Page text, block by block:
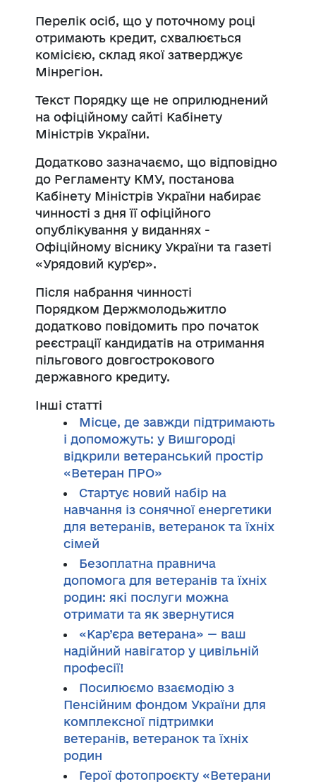
Перелік осіб, що у поточному році
отримають кредит, схвалюється
комісією, склад якої затверджує
Мінрегіон.
Текст Порядку ще не оприлюднений
на офіційному сайті Кабінету
Міністрів України.
Додатково зазначаємо, що відповідно
до Регламенту КМУ, постанова
Кабінету Міністрів України набирає
чинності з дня її офіційного
опублікування у виданнях -
Офіційному віснику України та газеті
«Урядовий кур'єр».
Після набрання чинності
Порядком Держмолодьжитло
додатково повідомить про початок
реєстрації кандидатів на отримання
пільгового довгострокового
державного кредиту.
Інші статті
Місце, де завжди підтримають
і допоможуть: у Вишгороді
відкрили ветеранський простір
«Ветеран ПРО»
Стартує новий набір на
навчання із сонячної енергетики
для ветеранів, ветеранок та їхніх
сімей
Безоплатна правнича
допомога для ветеранів та їхніх
родин: які послуги можна
отримати та як звернутися
«Кар’єра ветерана» — ваш
надійний навігатор у цивільній
професії!
Посилюємо взаємодію з
Пенсійним фондом України для
комплексної підтримки
ветеранів, ветеранок та їхніх
родин
Герої фотопроєкту «Ветерани